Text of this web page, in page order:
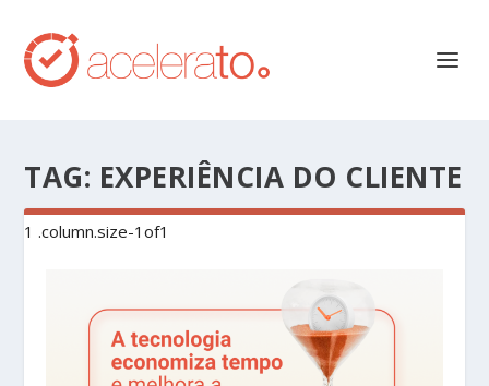
TAG: EXPERIÊNCIA DO CLIENTE